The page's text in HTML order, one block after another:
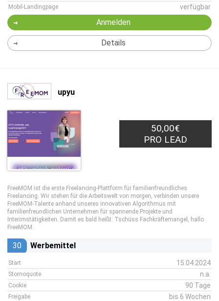
Mobil-Landingpage verfügbar
Anmelden
Details
upyu
50,00€
PRO LEAD
FreeMOM ist die erste Freelancing-Plattform für familienfreundliches
Freelancing. Wir stehen für die Arbeitswelt von morgen, verbinden unsere
FreeMOM-Talente anhand unseres innovativen Algorithmus mit
familienfreundlichen Unternehmen für spannende Projekte und
Interimstätigkeiten. Damit es bald heißt: Tschüss Fachkräftemangel, hallo
FreeMOM.
30 Werbemittel
Start 15.04.2024
Stornoquote n.a.
Cookie 90 Tage
Freigabe bis 6 Wochen